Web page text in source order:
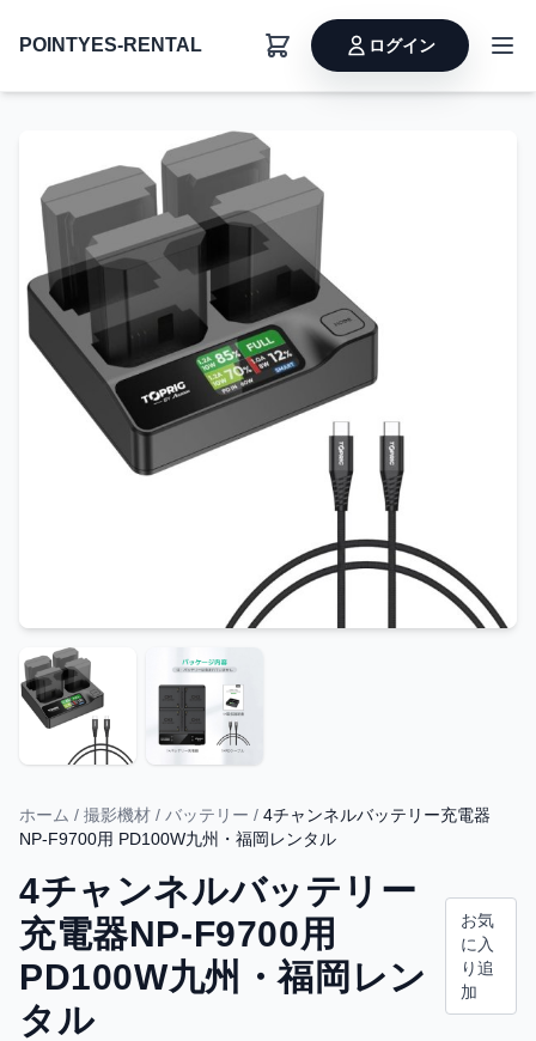
POINTYES-RENTAL ログイン
ホーム / 撮影機材 / バッテリー / 4チャンネルバッテリー充電器
NP-F9700用 PD100W九州・福岡レンタル
4チャンネルバッテリー
充電器NP-F9700用
PD100W九州・福岡レン
タル
お気
に入
り追
加